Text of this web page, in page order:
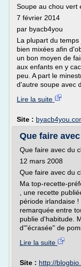
Soupe au chou vert
7 février 2014
par byacb4you
La plupart du
bien mixées afin
un bon moyen de
aux enfants en y
peu. A part le
d'autre soupe avec
Lire la suite
Site :
Que faire
Que faire avec du
12 mars 2008
Que faire avec du
Ma top-recette-
, une recette
période irlandaise
remarquée entre
publie d'habitude.
d'"écrasée" de
Lire la suite
Site : http://